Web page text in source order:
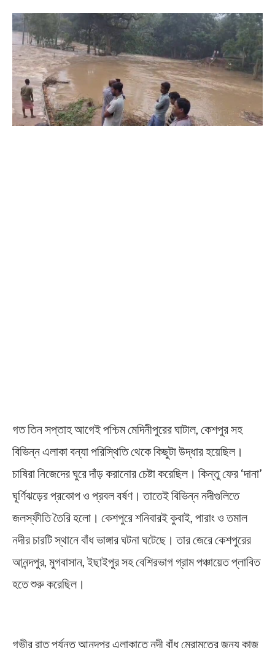
গত তিন সপ্তাহ আগেই পশ্চিম মেদিনীপুরের ঘাটাল, কেশপুর সহ
বিভিন্ন এলাকা বন্যা পরিস্থিতি থেকে কিছুটা উদ্ধার হয়েছিল।
চাষিরা নিজেদের ঘুরে দাঁড় করানোর চেষ্টা করেছিল। কিন্তু ফের ‘দানা’
ঘূর্ণিঝড়ের প্রকোপ ও প্রবল বর্ষণ। তাতেই বিভিন্ন নদীগুলিতে
জলস্ফীতি তৈরি হলো। কেশপুরে শনিবারই কুবাই, পারাং ও তমাল
নদীর চারটি স্থানে বাঁধ ভাঙ্গার ঘটনা ঘটেছে। তার জেরে কেশপুরের
আনন্দপুর, মুগবাসান, ইছাইপুর সহ বেশিরভাগ গ্রাম পঞ্চায়েত প্লাবিত
হতে শুরু করেছিল।
গভীর রাত পর্যন্ত আনন্দপুর এলাকাতে নদী বাঁধ মেরামতের জন্য কাজ